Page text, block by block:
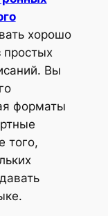
хорошо
Вы
форматы
того,